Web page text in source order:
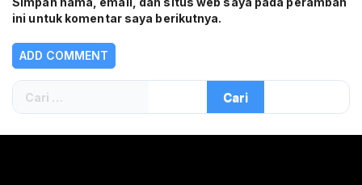
ini untuk komentar saya berikutnya.
Cari
untuk: